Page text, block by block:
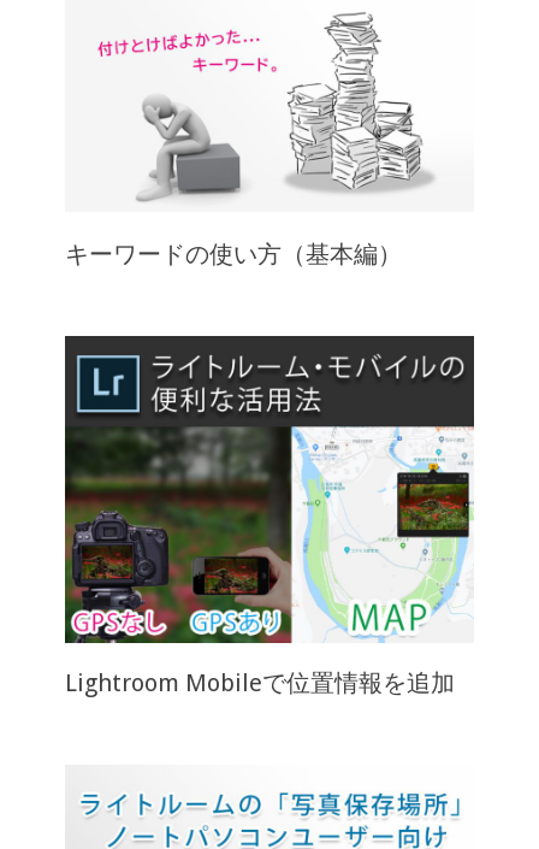
キーワードの使い方（基本編）
Lightroom Mobileで位置情報を追加